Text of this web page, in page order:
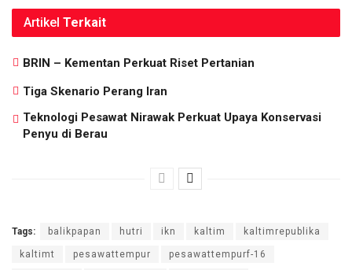
Artikel Terkait
BRIN – Kementan Perkuat Riset Pertanian
Tiga Skenario Perang Iran
Teknologi Pesawat Nirawak Perkuat Upaya Konservasi
Penyu di Berau
Tags: balikpapan hutri ikn kaltim kaltimrepublika
kaltimt pesawattempur pesawattempurf-16